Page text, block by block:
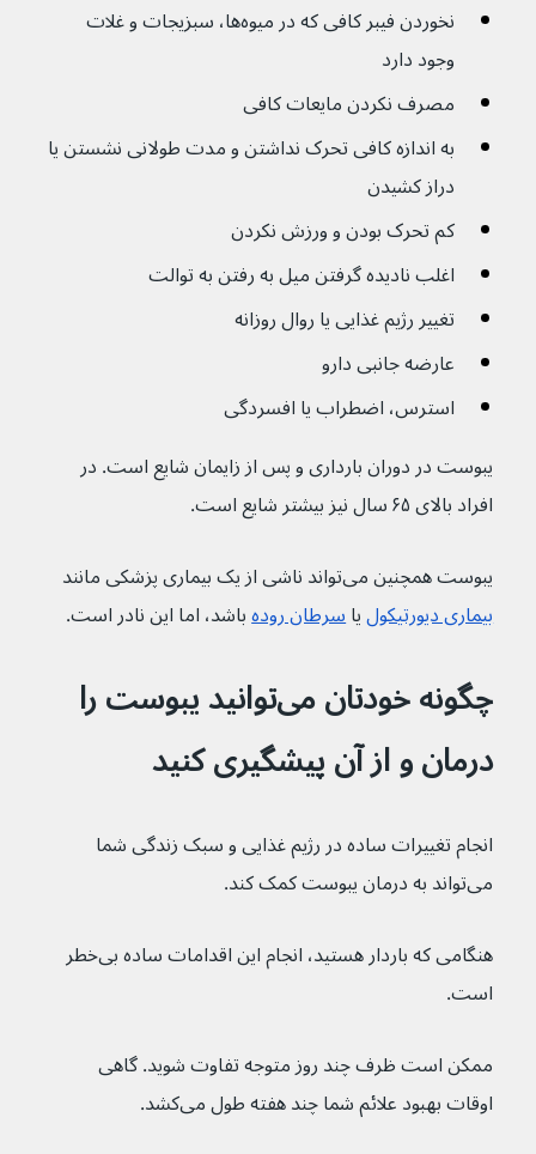
نخوردن فیبر کافی که در میوه‌ها، سبزیجات و غلات
وجود دارد
مصرف نکردن مایعات کافی
به اندازه کافی تحرک نداشتن و مدت طولانی نشستن یا
دراز کشیدن
کم تحرک بودن و ورزش نکردن
اغلب نادیده گرفتن میل به رفتن به توالت
تغییر رژیم غذایی یا روال روزانه
عارضه جانبی دارو
استرس، اضطراب یا افسردگی
یبوست در دوران بارداری و پس از زایمان شایع است. در
افراد بالای ۶۵ سال نیز بیشتر شایع است.
یبوست همچنین می‌تواند ناشی از یک بیماری پزشکی مانند
بیماری دیورتیکول یا سرطان روده باشد، اما این نادر است.
چگونه خودتان می‌توانید یبوست را
درمان و از آن پیشگیری کنید
انجام تغییرات ساده در رژیم غذایی و سبک زندگی شما
می‌تواند به درمان یبوست کمک کند.
هنگامی که باردار هستید، انجام این اقدامات ساده بی‌خطر
است.
ممکن است ظرف چند روز متوجه تفاوت شوید. گاهی
اوقات بهبود علائم شما چند هفته طول می‌کشد.